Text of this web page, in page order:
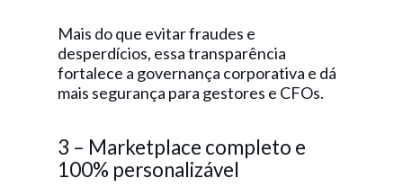
Mais do que evitar fraudes e
desperdícios, essa transparência
fortalece a governança corporativa e dá
mais segurança para gestores e CFOs.
3 – Marketplace completo e
100% personalizável